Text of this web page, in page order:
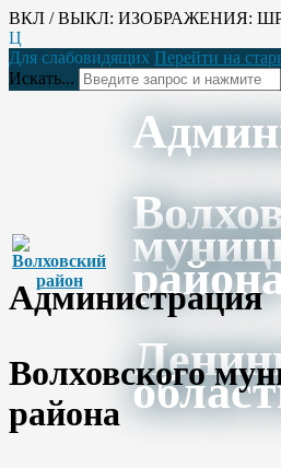
ВКЛ / ВЫКЛ: ИЗОБРАЖЕНИЯ:
Ц
Для слабовидящих Перейти на
Искать...
Администрация
Волховского
района